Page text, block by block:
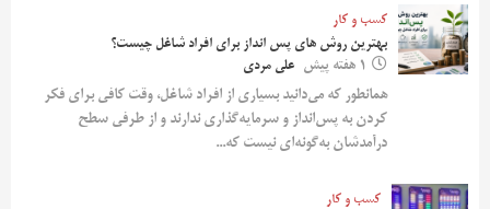
کسب و کار
بهترین روش‌ های پس‌ انداز برای افراد شاغل چیست؟
1 هفته پیش
علی مردی
همانطور که می‌دانید بسیاری از افراد شاغل، وقت کافی برای فکر
کردن به پس‌انداز و سرمایه‌گذاری ندارند و از طرفی سطح
درآمدشان به‌گونه‌ای نیست که...
کسب و کار